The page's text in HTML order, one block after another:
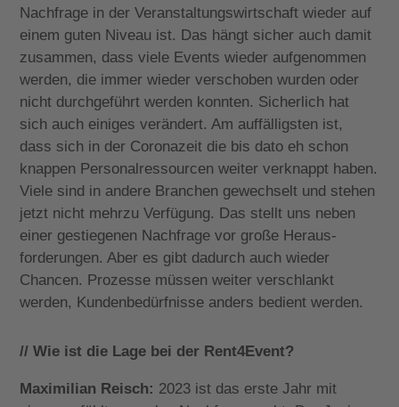
Nachfrage in der Veranstaltungswirtschaft wieder auf
einem guten Niveau ist. Das hängt sicher auch damit
zusammen, dass viele Events wieder aufgenommen
werden, die immer wieder verschoben wurden oder
nicht durchgeführt werden konnten. Sicherlich hat
sich auch einiges verändert. Am auffälligsten ist,
dass sich in der Coronazeit die bis dato eh schon
knappen Personalressourcen weiter verknappt haben.
Viele sind in andere Branchen gewechselt und stehen
jetzt nicht mehrzu Verfügung. Das stellt uns neben
einer gestiegenen Nachfrage vor große Heraus-
forderungen. Aber es gibt dadurch auch wieder
Chancen. Prozesse müssen weiter verschlankt
werden, Kundenbedürfnisse anders bedient werden.
// Wie ist die Lage bei der Rent4Event?
Maximilian Reisch: 2023 ist das erste Jahr mit